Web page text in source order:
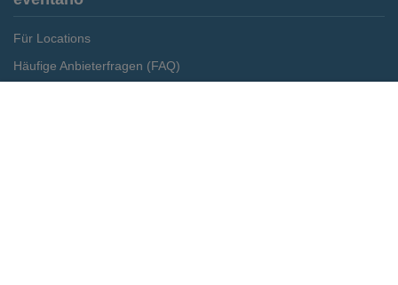
Für Locations
Häufige Anbieterfragen (FAQ)